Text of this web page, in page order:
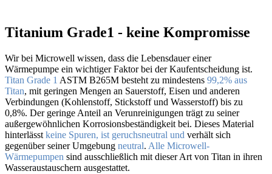
Titanium Grade1 - keine Kompromisse
Wir bei Microwell wissen, dass die Lebensdauer einer
Wärmepumpe ein wichtiger Faktor bei der Kaufentscheidung ist.
Titan Grade 1 ASTM B265M besteht zu mindestens 99,2% aus
Titan, mit geringen Mengen an Sauerstoff, Eisen und anderen
Verbindungen (Kohlenstoff, Stickstoff und Wasserstoff) bis zu
0,8%. Der geringe Anteil an Verunreinigungen trägt zu seiner
außergewöhnlichen Korrosionsbeständigkeit bei. Dieses Material
hinterlässt keine Spuren, ist geruchsneutral und verhält sich
gegenüber seiner Umgebung neutral. Alle Microwell-
Wärmepumpen sind ausschließlich mit dieser Art von Titan in ihren
Wasseraustauschern ausgestattet.